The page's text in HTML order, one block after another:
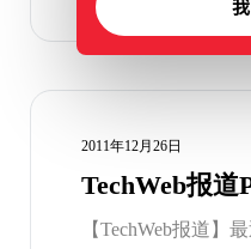
以了。
2011年12月26日
TechWeb报道
【TechWeb报道】